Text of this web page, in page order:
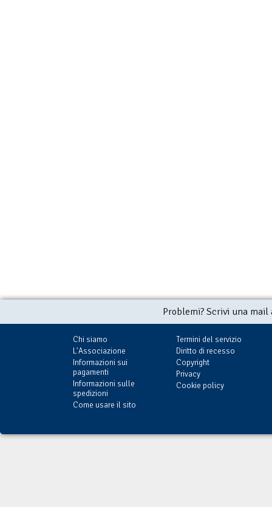
Problemi? Scrivi una
Chi siamo
L'Associazione
Informazioni sui
pagamenti
Informazioni sulle
spedizioni
Come usare il sito
Termini del servizio
Diritto di recesso
Copyright
Privacy
Cookie policy